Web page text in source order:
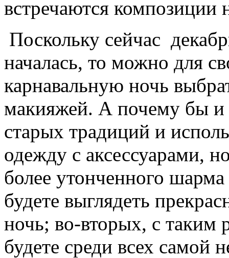
встречаются композиции
Поскольку сейчас
началась, то можно для
карнавальную ночь
макияжей. А почему бы и
старых традиций и
одежду с аксессуарами,
более утонченного
будете выглядеть
ночь; во-вторых, с
будете среди всех самой